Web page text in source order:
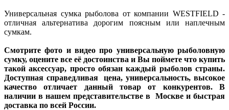
Универсальная сумка рыболова от компании WESTFIELD -
отличная альтернатива дорогим поясным или наплечным
сумкам.
Смотрите фото и видео про универсальную рыболовную
сумку, оцените все её достоинства и Вы поймете что купить
такой аксессуар, просто обязан каждый рыболов страны.
Доступная справедливая цена, универсальность, высокое
качество отличает данный товар от конкурентов. В
наличии в нашем представительстве в Москве и быстрая
доставка по всей России.